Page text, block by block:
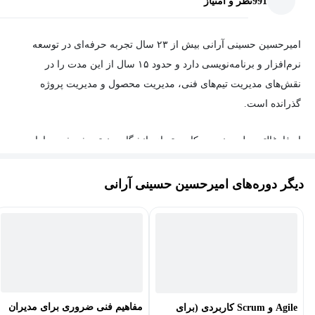
پروژه‌های مختلف را هم‌زمان مؤثرتر مدیریت کند، به‌صورت منسجم و
امیرحسین حسینی آرانی بیش از ۲۳ سال تجربه حرفه‌ای در توسعه
نرم‌افزار و برنامه‌نویسی دارد و حدود ۱۵ سال از این مدت را در
نقش‌های مدیریت تیم‌های فنی، مدیریت محصول و مدیریت پروژه
گذرانده است.
او فارغ‌التحصیل مهندسی کامپیوتر از دانشگاه صنعتی شریف و دارای
او علاوه بر این، به‌عنوان مشاور مهندسی نرم‌افزار و مدیریت پروژه با
دیگر دوره‌های امیرحسین حسینی آرانی
Agile و Scrum کاربردی (برای مفاهیم فنی ضروری برای مدیران